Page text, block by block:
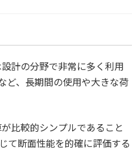
計の分野で非常に多く利用
ど、長期間の使用や大きな荷
比較的シンプルであること
て断面性能を的確に評価する